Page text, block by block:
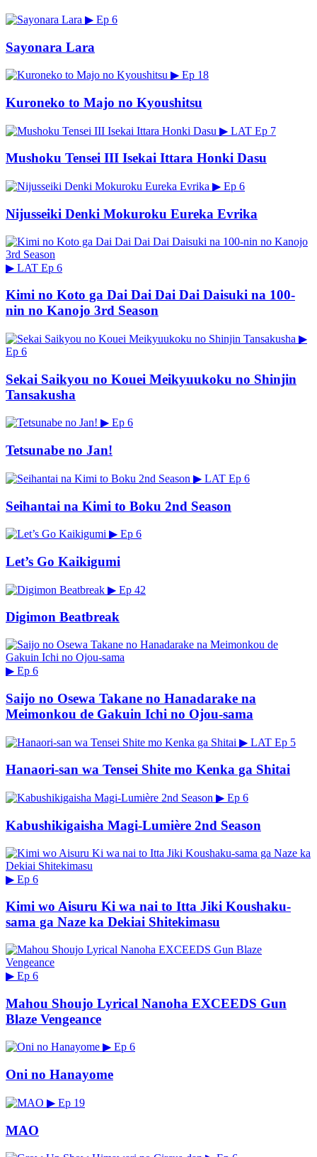
▶ Ep 6
Sayonara Lara
▶ Ep 18
Kuroneko to Majo no Kyoushitsu
▶ LAT Ep 7
Mushoku Tensei III Isekai Ittara Honki Dasu
▶ Ep 6
Nijusseiki Denki Mokuroku Eureka Evrika
▶ LAT Ep 6
Kimi no Koto ga Dai Dai Dai Dai Daisuki na 100-
nin no Kanojo 3rd Season
▶
Ep 6
Sekai Saikyou no Kouei Meikyuukoku no Shinjin
Tansakusha
▶ Ep 6
Tetsunabe no Jan!
▶ LAT Ep 6
Seihantai na Kimi to Boku 2nd Season
▶ Ep 6
Let’s Go Kaikigumi
▶ Ep 42
Digimon Beatbreak
▶ Ep 6
Saijo no Osewa Takane no Hanadarake na
Meimonkou de Gakuin Ichi no Ojou-sama
▶ LAT Ep 5
Hanaori-san wa Tensei Shite mo Kenka ga Shitai
▶ Ep 6
Kabushikigaisha Magi-Lumière 2nd Season
▶ Ep 6
Kimi wo Aisuru Ki wa nai to Itta Jiki Koushaku-
sama ga Naze ka Dekiai Shitekimasu
▶ Ep 6
Mahou Shoujo Lyrical Nanoha EXCEEDS Gun
Blaze Vengeance
▶ Ep 6
Oni no Hanayome
▶ Ep 19
MAO